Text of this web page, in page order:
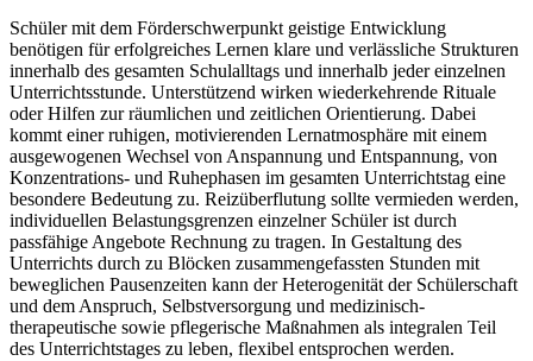
Schüler mit dem Förderschwerpunkt geistige Entwicklung
benötigen für erfolgreiches Lernen klare und verlässliche Strukturen
innerhalb des gesamten Schulalltags und innerhalb jeder einzelnen
Unterrichtsstunde. Unterstützend wirken wiederkehrende Rituale
oder Hilfen zur räumlichen und zeitlichen Orientierung. Dabei
kommt einer ruhigen, motivierenden Lernatmosphäre mit einem
ausgewogenen Wechsel von Anspannung und Entspannung, von
Konzentrations- und Ruhephasen im gesamten Unterrichtstag eine
besondere Bedeutung zu. Reizüberflutung sollte vermieden werden,
individuellen Belastungsgrenzen einzelner Schüler ist durch
passfähige Angebote Rechnung zu tragen. In Gestaltung des
Unterrichts durch zu Blöcken zusammengefassten Stunden mit
beweglichen Pausenzeiten kann der Heterogenität der Schülerschaft
und dem Anspruch, Selbstversorgung und medizinisch-
therapeutische sowie pflegerische Maßnahmen als integralen Teil
des Unterrichtstages zu leben, flexibel entsprochen werden.